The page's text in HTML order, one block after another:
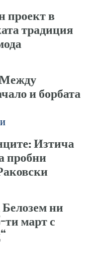
проект в
традиция
и борбата
Изтича
пробни
ни
ти март с